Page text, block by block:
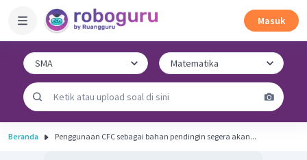
Masuk
Beranda Penggunaan CFC sebagai bahan pendingin segera akan...